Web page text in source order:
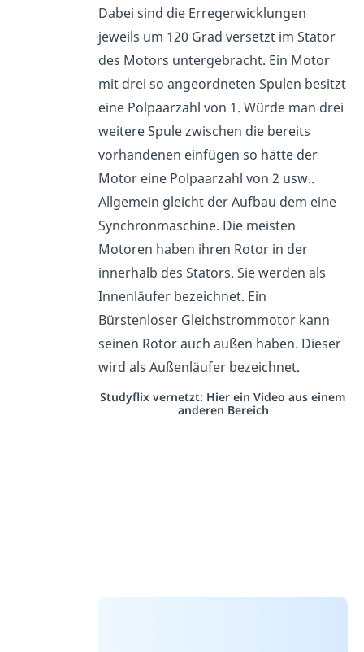
Dabei sind die Erregerwicklungen
jeweils um 120 Grad versetzt im Stator
des Motors untergebracht. Ein Motor
mit drei so angeordneten Spulen besitzt
eine Polpaarzahl von 1. Würde man drei
weitere Spule zwischen die bereits
vorhandenen einfügen so hätte der
Motor eine Polpaarzahl von 2 usw..
Allgemein gleicht der Aufbau dem eine
Synchronmaschine. Die meisten
Motoren haben ihren Rotor in der
innerhalb des Stators. Sie werden als
Innenläufer bezeichnet. Ein
Bürstenloser Gleichstrommotor kann
seinen Rotor auch außen haben. Dieser
wird als Außenläufer bezeichnet.
Studyflix vernetzt: Hier ein Video aus einem
anderen Bereich